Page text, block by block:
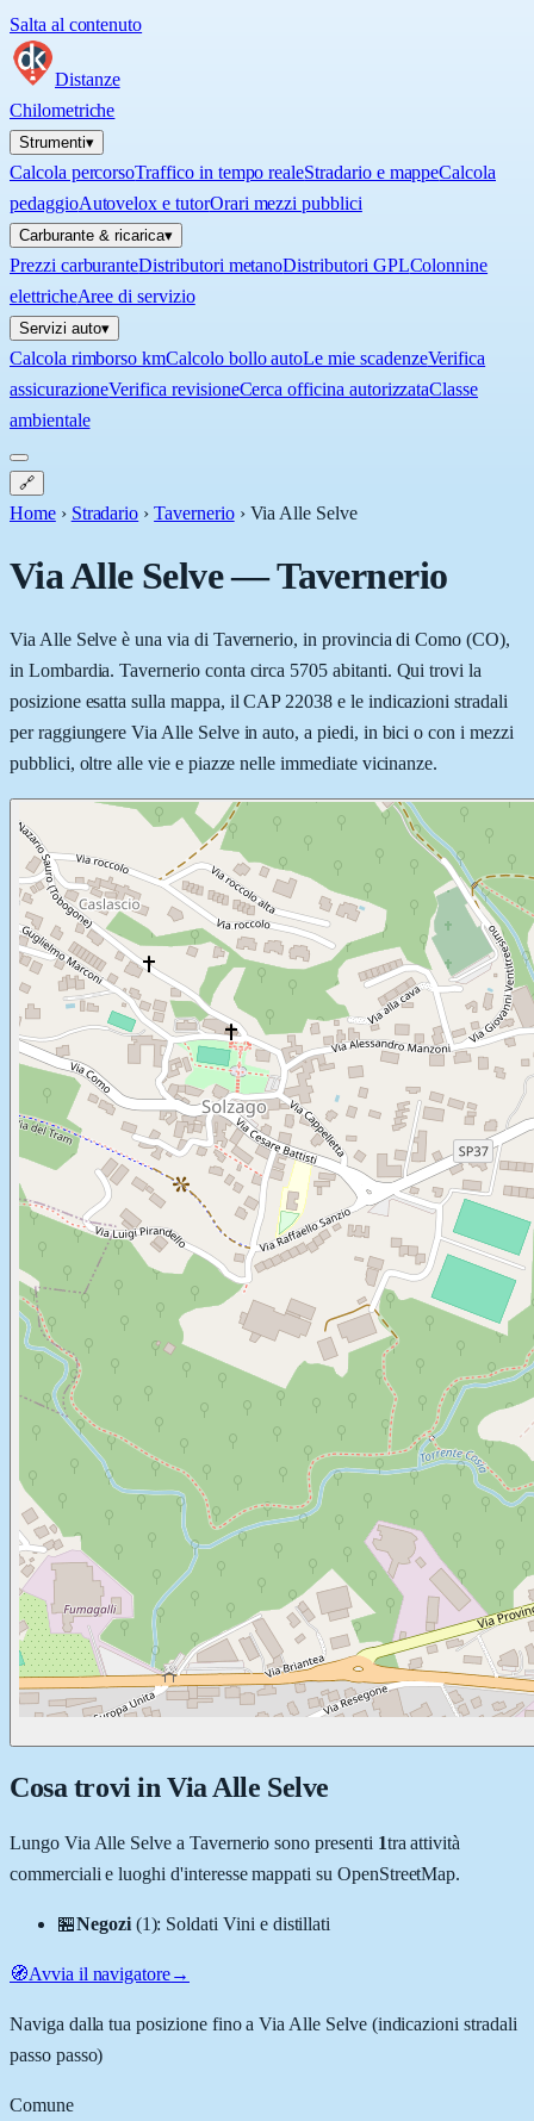
Salta al contenuto
Distanze
Chilometriche
Strumenti▾
Calcola percorsoTraffico in tempo realeStradario e mappeCalcola
pedaggioAutovelox e tutorOrari mezzi pubblici
Carburante & ricarica▾
Prezzi carburanteDistributori metanoDistributori GPLColonnine
elettricheAree di servizio
Servizi auto▾
Calcola rimborso kmCalcolo bollo autoLe mie scadenzeVerifica
assicurazioneVerifica revisioneCerca officina autorizzataClasse
ambientale
🔗
Home › Stradario › Tavernerio › Via Alle Selve
Via Alle Selve—Tavernerio
Via Alle Selve è una via di Tavernerio, in provincia di Como (CO),
in Lombardia. Tavernerio conta circa 5705 abitanti. Qui trovi la
posizione esatta sulla mappa, il CAP 22038 e le indicazioni stradali
per raggiungere Via Alle Selve in auto, a piedi, in bici o con i mezzi
pubblici, oltre alle vie e piazze nelle immediate vicinanze.
Cosa trovi in Via Alle Selve
Lungo Via Alle Selve a Tavernerio sono presenti 1tra attività
commerciali e luoghi d'interesse mappati su OpenStreetMap.
🏪Negozi (1): Soldati Vini e distillati
🧭Avvia il navigatore→
Naviga dalla tua posizione fino aVia Alle Selve(indicazioni stradali
passo passo)
Comune